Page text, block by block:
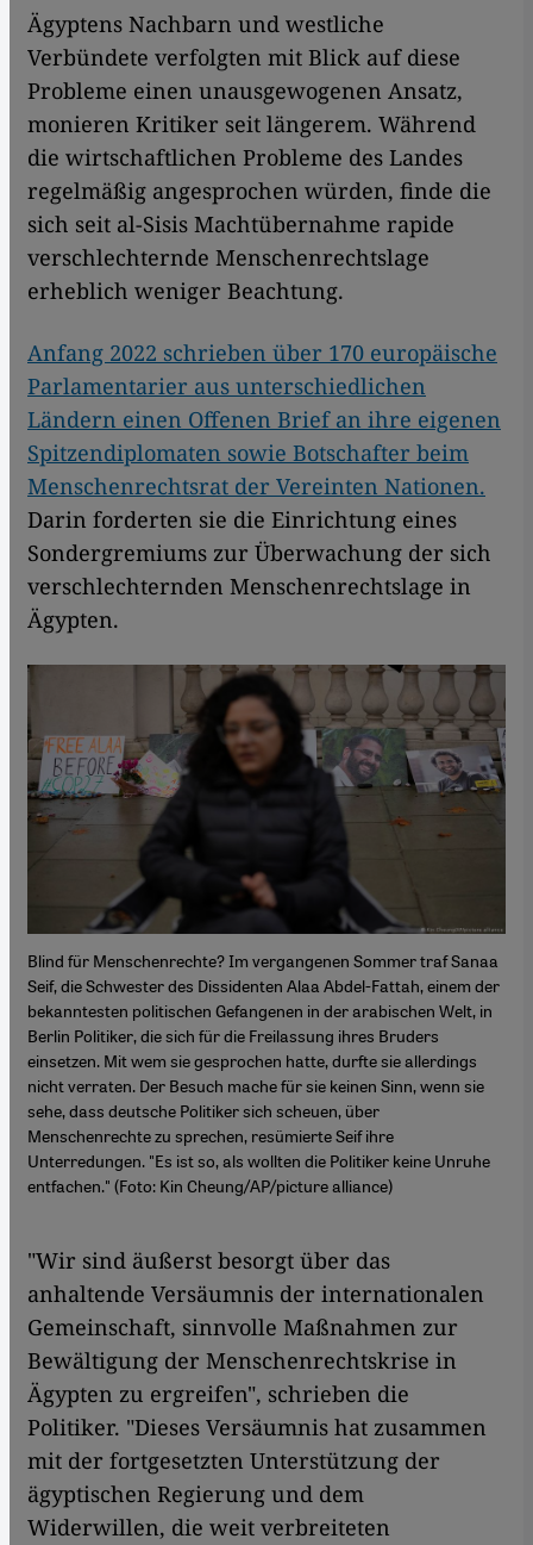
Ägyptens Nachbarn und westliche
Verbündete verfolgten mit Blick auf diese
Probleme einen unausgewogenen Ansatz,
monieren Kritiker seit längerem. Während
die wirtschaftlichen Probleme des Landes
regelmäßig angesprochen würden, finde die
sich seit al-Sisis Machtübernahme rapide
verschlechternde Menschenrechtslage
erheblich weniger Beachtung.
Anfang 2022 schrieben über 170 europäische
Parlamentarier aus unterschiedlichen
Ländern einen Offenen Brief an ihre eigenen
Spitzendiplomaten sowie Botschafter beim
Menschenrechtsrat der Vereinten Nationen.
Darin forderten sie die Einrichtung eines
Sondergremiums zur Überwachung der sich
verschlechternden Menschenrechtslage in
Ägypten.
Blind für Menschenrechte? Im vergangenen Sommer traf Sanaa
Seif, die Schwester des Dissidenten Alaa Abdel-Fattah, einem der
bekanntesten politischen Gefangenen in der arabischen Welt, in
Berlin Politiker, die sich für die Freilassung ihres Bruders
einsetzen. Mit wem sie gesprochen hatte, durfte sie allerdings
nicht verraten. Der Besuch mache für sie keinen Sinn, wenn sie
sehe, dass deutsche Politiker sich scheuen, über
Menschenrechte zu sprechen, resümierte Seif ihre
Unterredungen. "Es ist so, als wollten die Politiker keine Unruhe
entfachen." (Foto: Kin Cheung/AP/picture alliance)
"Wir sind äußerst besorgt über das
anhaltende Versäumnis der internationalen
Gemeinschaft, sinnvolle Maßnahmen zur
Bewältigung der Menschenrechtskrise in
Ägypten zu ergreifen", schrieben die
Politiker. "Dieses Versäumnis hat zusammen
mit der fortgesetzten Unterstützung der
ägyptischen Regierung und dem
Widerwillen, die weit verbreiteten